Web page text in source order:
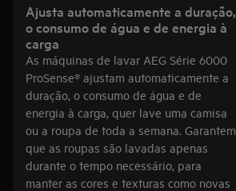
Ajusta automaticamente a duração,
o consumo de água e de energia à
carga
As máquinas de lavar AEG Série 6000
ProSense® ajustam automaticamente a
duração, o consumo de água e de
energia à carga, quer lave uma camisa
ou a roupa de toda a semana. Garantem
que as roupas são lavadas apenas
durante o tempo necessário, para
manter as cores e texturas como novas